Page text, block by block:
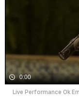
0:00
Live Performance Ok